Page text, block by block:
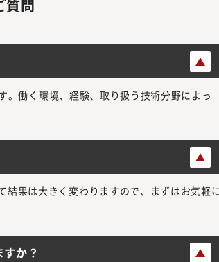
質問
働く環境、経験、取り扱う技術分野によっ
結果は大きく変わりますので、まずはお気軽
か？